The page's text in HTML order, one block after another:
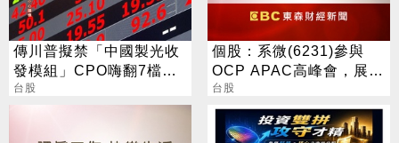
傳川普擬禁「中國製光收
發模組」CPO嗨翻7檔攻
漲停
台股
個股：系微(6231)參與
OCP APAC高峰會，展示
OpenBMC中AI機櫃遙測
與安全防護
台股